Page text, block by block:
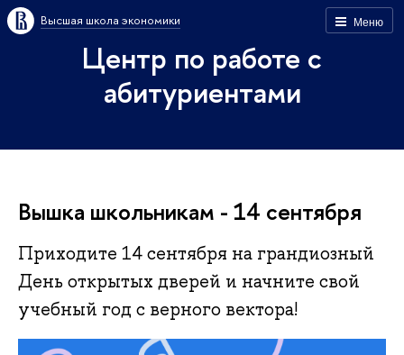
Меню
Высшая школа экономики
Центр по работе с
абитуриентами
Вышка школьникам - 14 сентября
Приходите 14 сентября на грандиозный
День открытых дверей и начните свой
учебный год с верного вектора!